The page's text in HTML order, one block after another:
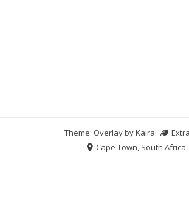
Theme: Overlay byKaira.
Cape Town, South Africa